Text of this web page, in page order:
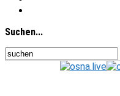
Suchen...